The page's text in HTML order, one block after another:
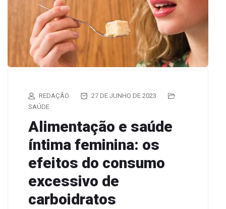
REDAÇÃO
27 DE JUNHO DE 2023
SAÚDE
Alimentação e saúde
íntima feminina: os
efeitos do consumo
excessivo de
carboidratos